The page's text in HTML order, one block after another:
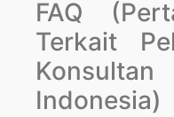
FAQ
Terkait
Indonesia)